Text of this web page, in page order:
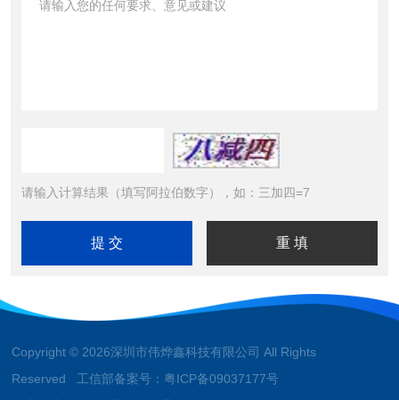
请输入计算结果（填写阿拉伯数字），如：三加四=7
Copyright © 2026深圳市伟烨鑫科技有限公司 All Rights
Reserved 工信部备案号： 粤ICP备09037177号